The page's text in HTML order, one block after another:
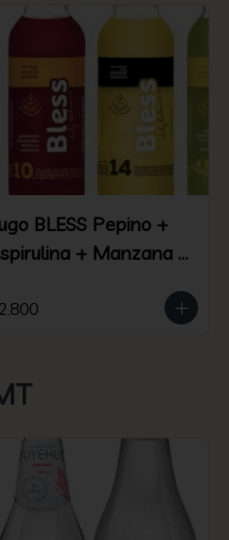
BLESS Pepino +
+ Manzana +